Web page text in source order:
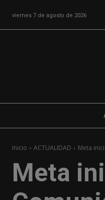
viernes 7 de agosto de 2026
Inicio ACTUALIDAD Meta
Meta